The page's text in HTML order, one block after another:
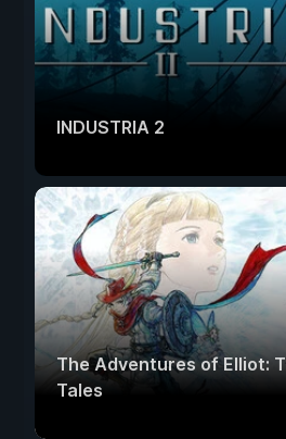
INDUSTRIA 2
The Adventures of Elliot:
Tales